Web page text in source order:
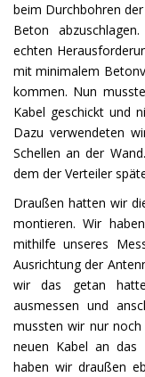
beim Durchbohren
Beton
echten
mit minimalem
kommen. Nun
Kabel geschickt und
Dazu verwendeten
Schellen an der
dem der Verteiler
Draußen hatten wir
montieren. Wir
mithilfe unseres
Ausrichtung der
wir das getan
ausmessen und
mussten wir nur noch
neuen Kabel an das
haben wir draußen